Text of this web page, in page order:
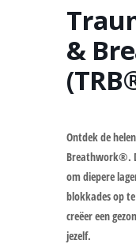
&
Ontdek de
Breathwork®.
om diepere
blokkades op
creëer een
jezelf.